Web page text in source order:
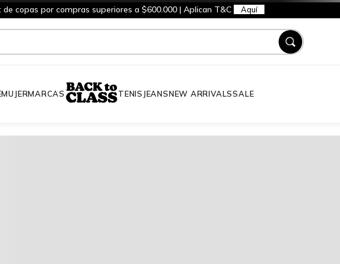
de copas por compras superiores a $600.000 | Aplican T&C Aquí
MUJERMARCAS TENIS JEANSNEW ARRIVALSSALE